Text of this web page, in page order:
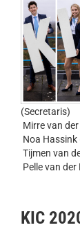
(Secretaris)
Mirre van
Noa
Tijmen van
Pelle van
KIC